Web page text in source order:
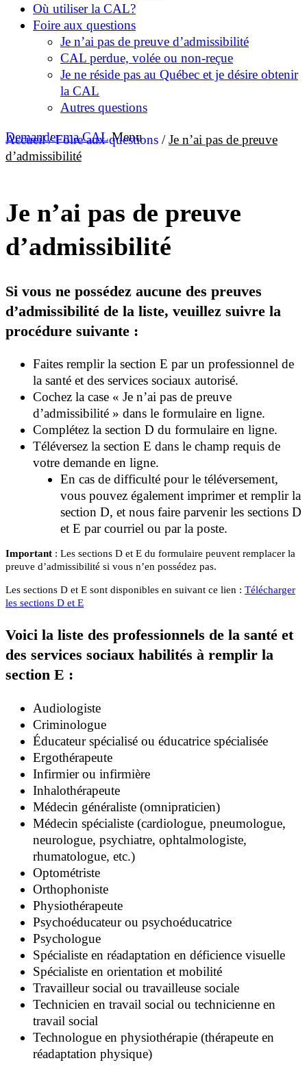
Où utiliser la CAL?
Foire aux questions
Je n’ai pas de preuve d’admissibilité
CAL perdue, volée ou non-reçue
Je ne réside pas au Québec et je désire obtenir
la CAL
Autres questions
Demander ma CAL Menu
Accueil/Foire aux questions /Je n’ai pas de preuve
d’admissibilité
Je n’ai pas de preuve
d’admissibilité
Si vous ne possédez aucune des preuves
d’admissibilité de la liste, veuillez suivre la
procédure suivante :
Faites remplir la section E par un professionnel de
la santé et des services sociaux autorisé.
Cochez la case « Je n’ai pas de preuve
d’admissibilité » dans le formulaire en ligne.
Complétez la section D du formulaire en ligne.
Téléversez la section E dans le champ requis de
votre demande en ligne.
En cas de difficulté pour le téléversement,
vous pouvez également imprimer et remplir la
section D, et nous faire parvenir les sections D
et E par courriel ou par la poste.
Important : Les sections D et E du formulaire peuvent remplacer la
preuve d’admissibilité si vous n’en possédez pas.
Les sections D et E sont disponibles en suivant ce lien : Télécharger
les sections D et E
Voici la liste des professionnels de la santé et
des services sociaux habilités à remplir la
section E :
Audiologiste
Criminologue
Éducateur spécialisé ou éducatrice spécialisée
Ergothérapeute
Infirmier ou infirmière
Inhalothérapeute
Médecin généraliste (omnipraticien)
Médecin spécialiste (cardiologue, pneumologue,
neurologue, psychiatre, ophtalmologiste,
rhumatologue, etc.)
Optométriste
Orthophoniste
Physiothérapeute
Psychoéducateur ou psychoéducatrice
Psychologue
Spécialiste en réadaptation en déficience visuelle
Spécialiste en orientation et mobilité
Travailleur social ou travailleuse sociale
Technicien en travail social ou technicienne en
travail social
Technologue en physiothérapie (thérapeute en
réadaptation physique)